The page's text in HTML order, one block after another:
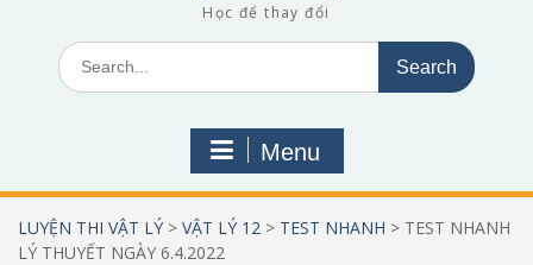
Học để thay đổi
Search
for:
Menu
LUYỆN THI VẬT LÝ > VẬT LÝ 12 > TEST NHANH > TEST NHANH
LÝ THUYẾT NGÀY 6.4.2022